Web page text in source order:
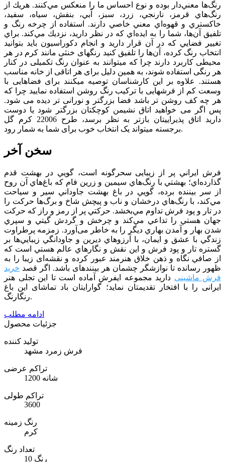
رنگ‌ها معني‌دار بوده و نوع احساس ما را منعكس مي‌كنند. هريك از
رنگ‌هاي قرمز، نارنجي، زرد، سبز، آبي، بنفش، سياه، سفيد،
خاكستري و قهوه‌اي معني خاصي دارند. استفاده از چرخه رنگ و
تلفيق آن‌ها، شما را به ايده‌اي كه در نظر داريد، نزديك مي‌كند. براي
تغيير فضايي كه در آن قرار داريد و انجام دكوراسيون بايد بتوانيد
انتخاب رنگ كرده، آن‌ها را تلفيق كنيد رنگ­های خنثی مانند کرم در هر
محیطی کاربرد دارند چرا که می­توانند به عنوان رنگ تکميلی در کنار
هر رنگی استفاده شوند، به همين دليل برای هر اتاقی از خانه مناسب
هستند. علاوه بر این کارشناسان توصیه می­کنند برای فضاهایی با
وسعت کم از فرش­هایی با ترکیب رنگ روشن استفاده نمایید چرا که
هر چه کف روشن تر باشد فضا بزرگتر و نورانی تر دیده می شود.
پس اگر می خواهيد اتاق نشيمن کوچک­تان بزرگ­تر شود يا دوست
داريد اتاق پذيرايی­تان بازتر به نظر برسد، طرح 22006 کرم گل
برجسته می­تواند یک انتخاب خوب برای شما به شمار رود.
سخن آخر
فرش ايراني پر از زيبایی سحرگونه است، گويي در بهشت قدم
گذارده‌اي؛ بهشتي با رنگ‌هاي سيمين و زرين فام كه باغ‌هاي آن روح
از سر بيننده برده، ‌گويي در باغ بهشت جاوداني سير و سياحت
مي‌كند، با رنگ‌هاي درخشان و ناب و پیچش شاخ و برگ‌ها حركت را
در تار و پود فرش تداوم مي‌بخشد. حركتي پر از رمز و راز كه حركت
جهان هستي را تداعي مي‌كند و چرخش و گردش گيتي و سپري
شدن بهار و آمدن بهاري ديگر را به خاطر می‌آورد. زمزمه پرطراوت
زندگي با عشق و ايمان، با آرزوهاي ديرين و جاودانگي زيبايي‌ها بر
گستره تار و پود فرش و اين نقش و نگارهاي عالم هستي است كه
از صافي نگاه و ذهن خلاق هنرمند عبور كرده و نقشه‌ای زیبا را به
ظهور رسانده تا نوازشگر چشمان هر بیننده­ای باشد. اگر قصد خرید
فرش ماشینی دارید مجموعه ایفرش آماده است تا این تجلی هنر
ایرانی را با افتخارتقدیمتان نماید؛ گوارایتان باد تماشای این باغ
رنگارنگ.
ادامه مطلب
جزئیات محصول
تولید کننده
فرش زمرد مشهد
تراکم عرضی
1200 شانه
تراکم طولی
3600
رنگ زمینه
کرم
تعداد رنگ
10 رنگ